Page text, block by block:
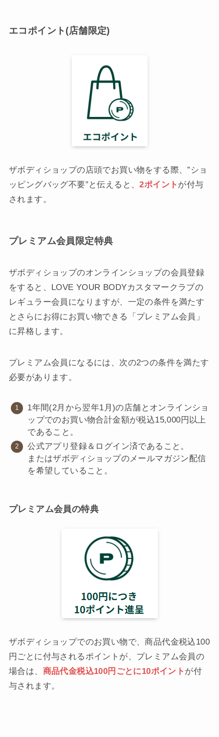
エコポイント(店舗限定)
ザボディショップの店頭でお買い物をする際、”ショ
ッピングバッグ不要”と伝えると、2ポイント が付与
されます。
プレミアム会員限定特典
ザボディショップのオンラインショップの会員登録
をすると、LOVE YOUR BODYカスタマークラブの
レギュラー会員になりますが、一定の条件を満たす
とさらにお得にお買い物できる「プレミアム会員」
に昇格します。
プレミアム会員になるには、次の2つの条件を満たす
必要があります。
1年間(2月から翌年1月)の店舗とオンラインショ
ップでのお買い物合計金額が税込15,000円以上
であること。
公式アプリ登録＆ログイン済であること。
またはザボディショップのメールマガジン配信
を希望していること。
プレミアム会員の特典
ザボディショップでのお買い物で、商品代金税込100
円ごとに付与されるポイントが、プレミアム会員の
場合は、 商品代金税込100円ごとに10ポイント が付
与されます。